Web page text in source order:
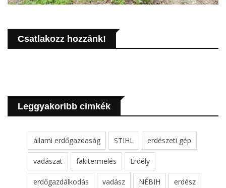
Csatlakozz hozzánk!
Leggyakoribb cimkék
állami erdőgazdaság STIHL erdészeti gép
vadászat fakitermelés Erdély
erdőgazdálkodás vadász NÉBIH erdész